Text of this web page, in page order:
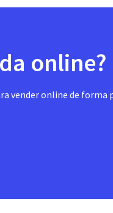
online?
vender online de forma